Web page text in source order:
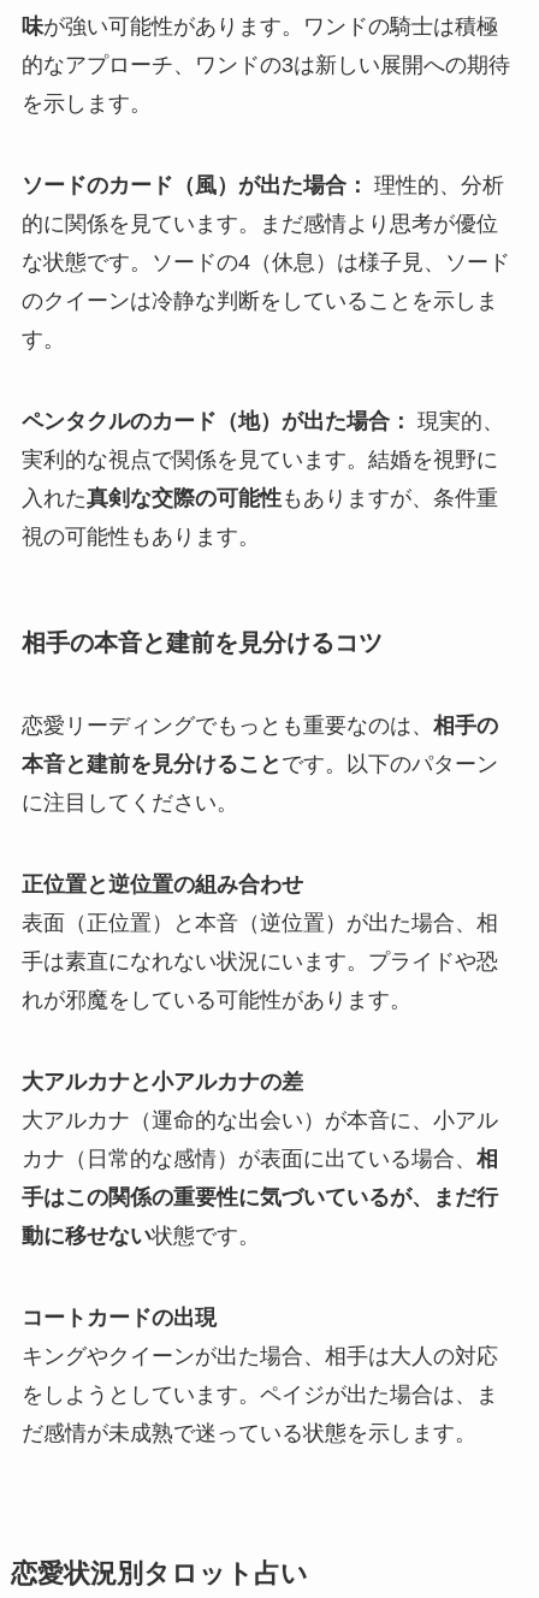
味が強い可能性があります。ワンドの騎士は積極
的なアプローチ、ワンドの3は新しい展開への期待
を示します。
ソードのカード（風）が出た場合： 理性的、分析
的に関係を見ています。まだ感情より思考が優位
な状態です。ソードの4（休息）は様子見、ソード
のクイーンは冷静な判断をしていることを示しま
す。
ペンタクルのカード（地）が出た場合： 現実的、
実利的な視点で関係を見ています。結婚を視野に
入れた真剣な交際の可能性もありますが、条件重
視の可能性もあります。
相手の本音と建前を見分けるコツ
恋愛リーディングでもっとも重要なのは、 相手の
本音と建前を見分けること です。以下のパターン
に注目してください。
正位置と逆位置の組み合わせ
表面（正位置）と本音（逆位置）が出た場合、相
手は素直になれない状況にいます。プライドや恐
れが邪魔をしている可能性があります。
大アルカナと小アルカナの差
大アルカナ（運命的な出会い）が本音に、小アル
カナ（日常的な感情）が表面に出ている場合、 相
手はこの関係の重要性に気づいているが、まだ行
動に移せない状態です。
コートカードの出現
キングやクイーンが出た場合、相手は大人の対応
をしようとしています。ペイジが出た場合は、ま
だ感情が未成熟で迷っている状態を示します。
恋愛状況別タロット占い